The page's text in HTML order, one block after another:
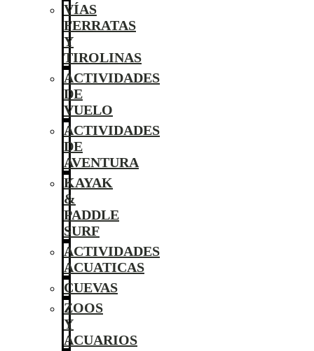
VÍAS
FERRATAS
Y
TIROLINAS
ACTIVIDADES
DE
VUELO
ACTIVIDADES
DE
AVENTURA
KAYAK
&
PADDLE
SURF
ACTIVIDADES
ACUATICAS
CUEVAS
ZOOS
Y
ACUARIOS